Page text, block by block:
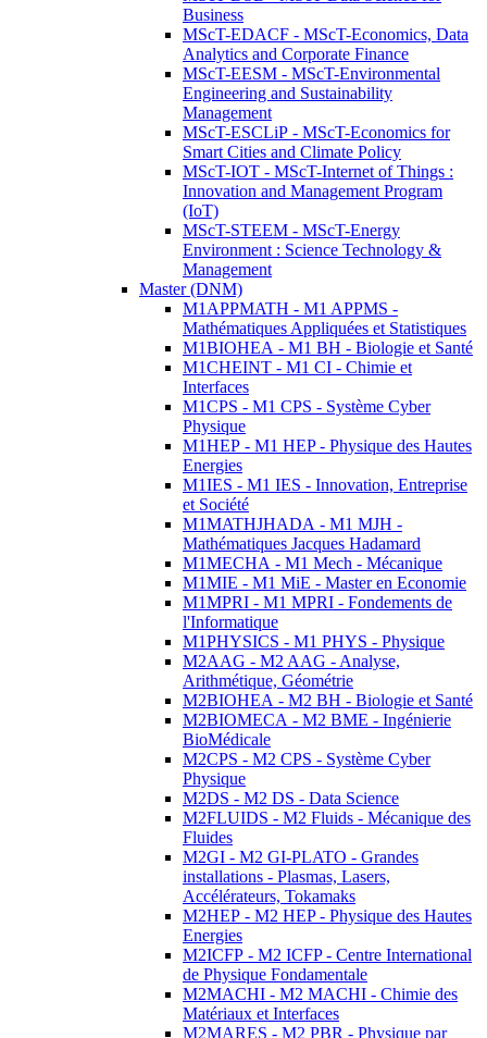
Business
MScT-EDACF - MScT-Economics, Data
Analytics and Corporate Finance
MScT-EESM - MScT-Environmental
Engineering and Sustainability
Management
MScT-ESCLiP - MScT-Economics for
Smart Cities and Climate Policy
MScT-IOT - MScT-Internet of Things :
Innovation and Management Program
(IoT)
MScT-STEEM - MScT-Energy
Environment : Science Technology &
Management
Master (DNM)
M1APPMATH - M1 APPMS -
Mathématiques Appliquées et Statistiques
M1BIOHEA - M1 BH - Biologie et Santé
M1CHEINT - M1 CI - Chimie et
Interfaces
M1CPS - M1 CPS - Système Cyber
Physique
M1HEP - M1 HEP - Physique des Hautes
Energies
M1IES - M1 IES - Innovation, Entreprise
et Société
M1MATHJHADA - M1 MJH -
Mathématiques Jacques Hadamard
M1MECHA - M1 Mech - Mécanique
M1MIE - M1 MiE - Master en Economie
M1MPRI - M1 MPRI - Fondements de
l'Informatique
M1PHYSICS - M1 PHYS - Physique
M2AAG - M2 AAG - Analyse,
Arithmétique, Géométrie
M2BIOHEA - M2 BH - Biologie et Santé
M2BIOMECA - M2 BME - Ingénierie
BioMédicale
M2CPS - M2 CPS - Système Cyber
Physique
M2DS - M2 DS - Data Science
M2FLUIDS - M2 Fluids - Mécanique des
Fluides
M2GI - M2 GI-PLATO - Grandes
installations - Plasmas, Lasers,
Accélérateurs, Tokamaks
M2HEP - M2 HEP - Physique des Hautes
Energies
M2ICFP - M2 ICFP - Centre International
de Physique Fondamentale
M2MACHI - M2 MACHI - Chimie des
Matériaux et Interfaces
M2MARES - M2 PBR - Physique par